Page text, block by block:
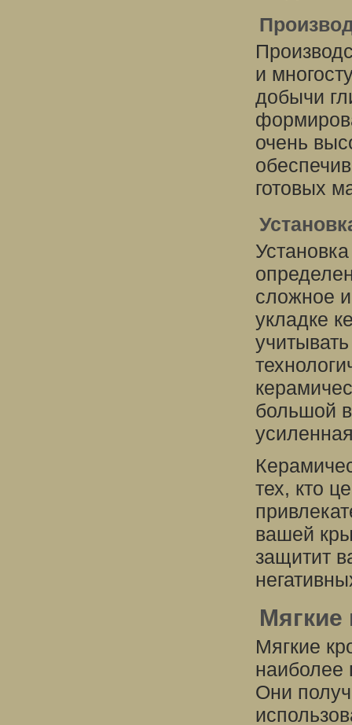
и
добычи
очень
готовых
сложное
укладке
большой
тех, кто
вашей
защитит
Мягкие
Мягкие
наиболее
Они